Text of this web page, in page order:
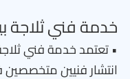
خدمة فني ثلاجة
• تعتمد خدمة فني
انتشار فنيين